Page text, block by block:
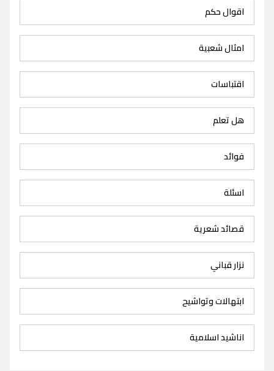
اقوال حكم
امثال شعبية
اقتباسات
هل تعلم
فوائد
اسئلة
قصائد شعرية
نزار قباني
ابتهالات وتواشيح
اناشيد اسلامية